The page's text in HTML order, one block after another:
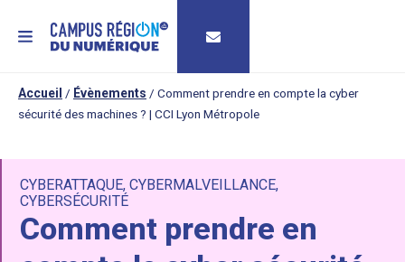
MENU
Accueil / Évènements / Comment prendre en compte la cyber
sécurité des machines ? | CCI Lyon Métropole
CYBERATTAQUE, CYBERMALVEILLANCE,
CYBERSÉCURITÉ
Comment prendre en